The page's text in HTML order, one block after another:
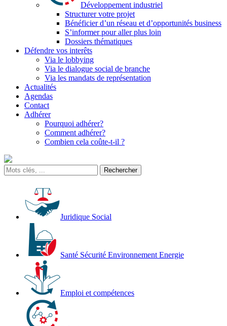
Développement industriel
Structurer votre projet
Bénéficier d’un réseau et d’opportunités business
S’informer pour aller plus loin
Dossiers thématiques
Défendre vos interêts
Via le lobbying
Via le dialogue social de branche
Via les mandats de représentation
Actualités
Agendas
Contact
Adhérer
Pourquoi adhérer?
Comment adhérer?
Combien cela coûte-t-il ?
Juridique Social
Santé Sécurité Environnement Energie
Emploi et compétences